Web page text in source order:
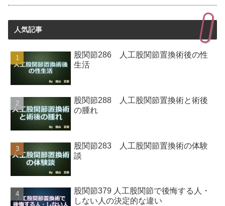
人気記事
股関節286 人工股関節置換術後の性
生活
股関節288 人工股関節置換術と術後
の腫れ
股関節283 人工股関節置換術の体験
談
股関節379 人工股関節で後悔する人・
しない人の決定的な違い